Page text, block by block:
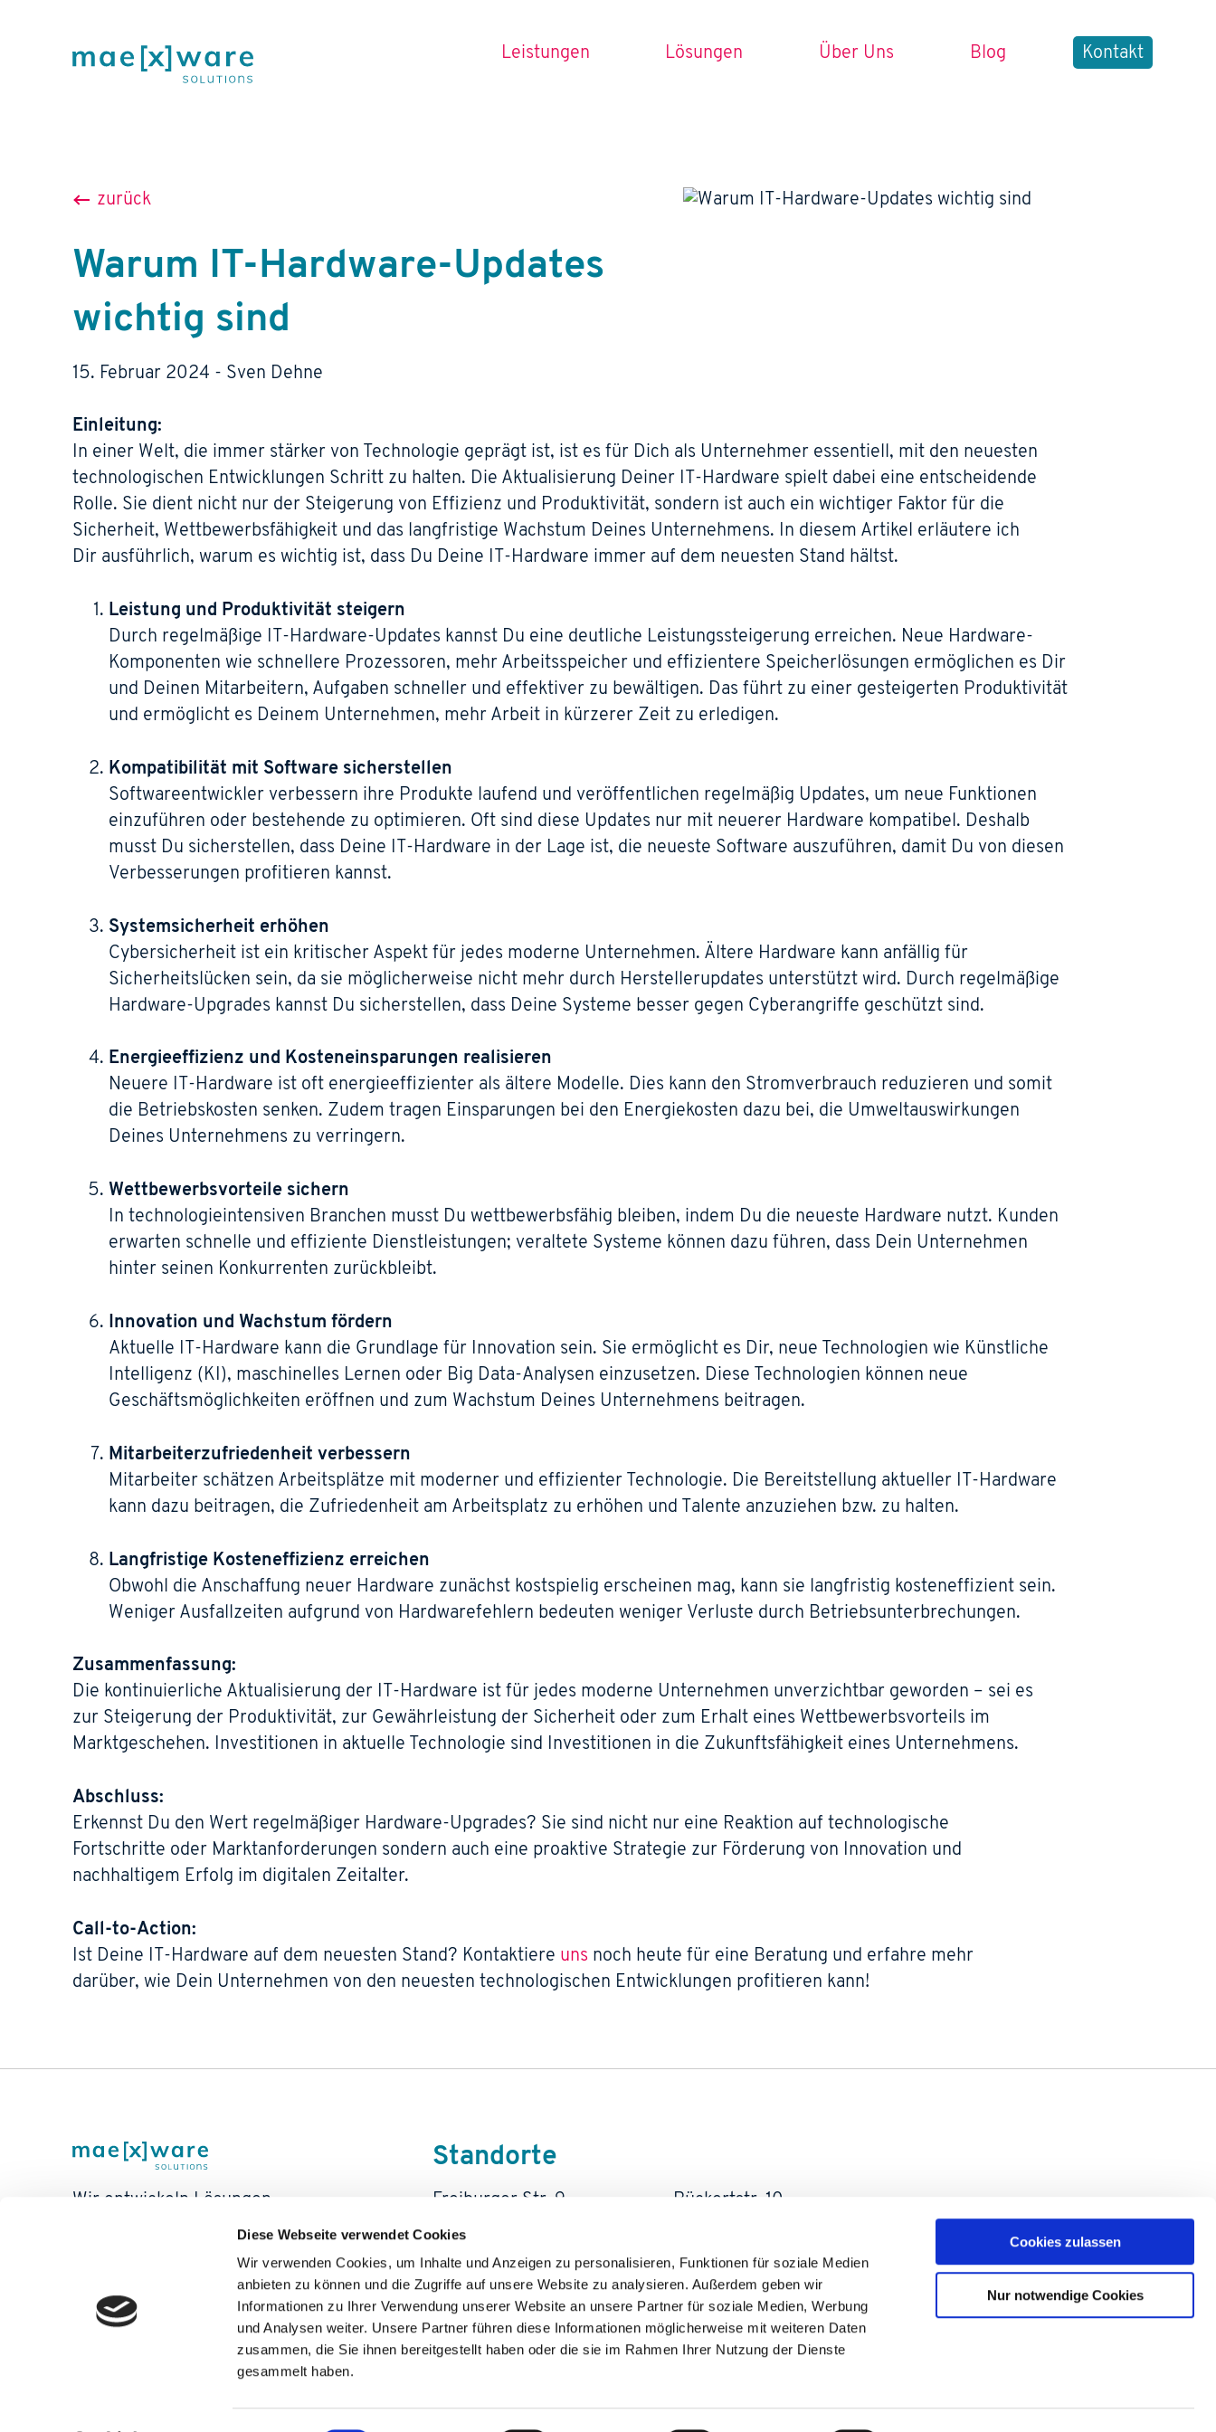
Diese Webseite verwendet Cookies
Wir verwenden Cookies, um Inhalte und Anzeigen zu personalisieren, Funktionen für soziale Medien
anbieten zu können und die Zugriffe auf unsere Website zu analysieren. Außerdem geben wir
Informationen zu Ihrer Verwendung unserer Website an unsere Partner für soziale Medien, Werbung
und Analysen weiter. Unsere Partner führen diese Informationen möglicherweise mit weiteren Daten
zusammen, die Sie ihnen bereitgestellt haben oder die sie im Rahmen Ihrer Nutzung der Dienste
gesammelt haben.
Cookies zulassen
Nur notwendige Cookies
Leistungen Lösungen Über Uns Blog Kontakt
zurück
Warum IT-Hardware-Updates
wichtig sind
15. Februar 2024 - Sven Dehne
Einleitung:
In einer Welt, die immer stärker von Technologie geprägt ist, ist es für Dich als Unternehmer essentiell, mit den neuesten
technologischen Entwicklungen Schritt zu halten. Die Aktualisierung Deiner IT-Hardware spielt dabei eine entscheidende
Rolle. Sie dient nicht nur der Steigerung von Effizienz und Produktivität, sondern ist auch ein wichtiger Faktor für die
Sicherheit, Wettbewerbsfähigkeit und das langfristige Wachstum Deines Unternehmens. In diesem Artikel erläutere ich
Dir ausführlich, warum es wichtig ist, dass Du Deine IT-Hardware immer auf dem neuesten Stand hältst.
Leistung und Produktivität steigern
Durch regelmäßige IT-Hardware-Updates kannst Du eine deutliche Leistungssteigerung erreichen. Neue Hardware-
Komponenten wie schnellere Prozessoren, mehr Arbeitsspeicher und effizientere Speicherlösungen ermöglichen es Dir
und Deinen Mitarbeitern, Aufgaben schneller und effektiver zu bewältigen. Das führt zu einer gesteigerten Produktivität
und ermöglicht es Deinem Unternehmen, mehr Arbeit in kürzerer Zeit zu erledigen.
Kompatibilität mit Software sicherstellen
Softwareentwickler verbessern ihre Produkte laufend und veröffentlichen regelmäßig Updates, um neue Funktionen
einzuführen oder bestehende zu optimieren. Oft sind diese Updates nur mit neuerer Hardware kompatibel. Deshalb
musst Du sicherstellen, dass Deine IT-Hardware in der Lage ist, die neueste Software auszuführen, damit Du von diesen
Verbesserungen profitieren kannst.
Systemsicherheit erhöhen
Cybersicherheit ist ein kritischer Aspekt für jedes moderne Unternehmen. Ältere Hardware kann anfällig für
Sicherheitslücken sein, da sie möglicherweise nicht mehr durch Herstellerupdates unterstützt wird. Durch regelmäßige
Hardware-Upgrades kannst Du sicherstellen, dass Deine Systeme besser gegen Cyberangriffe geschützt sind.
Energieeffizienz und Kosteneinsparungen realisieren
Neuere IT-Hardware ist oft energieeffizienter als ältere Modelle. Dies kann den Stromverbrauch reduzieren und somit
die Betriebskosten senken. Zudem tragen Einsparungen bei den Energiekosten dazu bei, die Umweltauswirkungen
Deines Unternehmens zu verringern.
Wettbewerbsvorteile sichern
In technologieintensiven Branchen musst Du wettbewerbsfähig bleiben, indem Du die neueste Hardware nutzt. Kunden
erwarten schnelle und effiziente Dienstleistungen; veraltete Systeme können dazu führen, dass Dein Unternehmen
hinter seinen Konkurrenten zurückbleibt.
Innovation und Wachstum fördern
Aktuelle IT-Hardware kann die Grundlage für Innovation sein. Sie ermöglicht es Dir, neue Technologien wie Künstliche
Intelligenz (KI), maschinelles Lernen oder Big Data-Analysen einzusetzen. Diese Technologien können neue
Geschäftsmöglichkeiten eröffnen und zum Wachstum Deines Unternehmens beitragen.
Mitarbeiterzufriedenheit verbessern
Mitarbeiter schätzen Arbeitsplätze mit moderner und effizienter Technologie. Die Bereitstellung aktueller IT-Hardware
kann dazu beitragen, die Zufriedenheit am Arbeitsplatz zu erhöhen und Talente anzuziehen bzw. zu halten.
Langfristige Kosteneffizienz erreichen
Obwohl die Anschaffung neuer Hardware zunächst kostspielig erscheinen mag, kann sie langfristig kosteneffizient sein.
Weniger Ausfallzeiten aufgrund von Hardwarefehlern bedeuten weniger Verluste durch Betriebsunterbrechungen.
Zusammenfassung:
Die kontinuierliche Aktualisierung der IT-Hardware ist für jedes moderne Unternehmen unverzichtbar geworden – sei es
zur Steigerung der Produktivität, zur Gewährleistung der Sicherheit oder zum Erhalt eines Wettbewerbsvorteils im
Marktgeschehen. Investitionen in aktuelle Technologie sind Investitionen in die Zukunftsfähigkeit eines Unternehmens.
Abschluss:
Erkennst Du den Wert regelmäßiger Hardware-Upgrades? Sie sind nicht nur eine Reaktion auf technologische
Fortschritte oder Marktanforderungen sondern auch eine proaktive Strategie zur Förderung von Innovation und
nachhaltigem Erfolg im digitalen Zeitalter.
Call-to-Action:
Ist Deine IT-Hardware auf dem neuesten Stand? Kontaktiere uns noch heute für eine Beratung und erfahre mehr
darüber, wie Dein Unternehmen von den neuesten technologischen Entwicklungen profitieren kann!
Wir entwickeln Lösungen
für digitalen Handel und
Standorte
Freiburger Str. 9
79312
Rückertstr. 10
Email Social Media